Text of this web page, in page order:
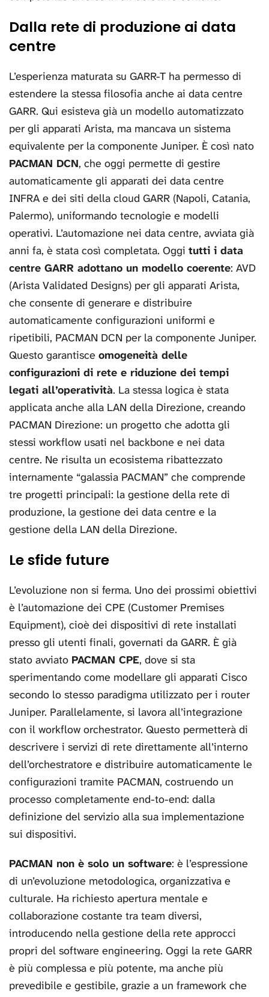
Dalla rete di produzione ai data
centre
L’esperienza maturata su GARR-T ha permesso di
estendere la stessa filosofia anche ai data centre
GARR. Qui esisteva già un modello automatizzato
per gli apparati Arista, ma mancava un sistema
equivalente per la componente Juniper. È così nato
PACMAN DCN, che oggi permette di gestire
automaticamente gli apparati dei data centre
INFRA e dei siti della cloud GARR (Napoli, Catania,
Palermo), uniformando tecnologie e modelli
operativi. L’automazione nei data centre, avviata già
anni fa, è stata così completata. Oggi tutti i data
centre GARR adottano un modello coerente: AVD
(Arista Validated Designs) per gli apparati Arista,
che consente di generare e distribuire
automaticamente configurazioni uniformi e
ripetibili, PACMAN DCN per la componente Juniper.
Questo garantisce omogeneità delle
configurazioni di rete e riduzione dei tempi
legati all’operatività. La stessa logica è stata
applicata anche alla LAN della Direzione, creando
PACMAN Direzione: un progetto che adotta gli
stessi workflow usati nel backbone e nei data
centre. Ne risulta un ecosistema ribattezzato
internamente “galassia PACMAN” che comprende
tre progetti principali: la gestione della rete di
produzione, la gestione dei data centre e la
gestione della LAN della Direzione.
Le sfide future
L’evoluzione non si ferma. Uno dei prossimi obiettivi
è l’automazione dei CPE (Customer Premises
Equipment), cioè dei dispositivi di rete installati
presso gli utenti finali, governati da GARR. È già
stato avviato PACMAN CPE, dove si sta
sperimentando come modellare gli apparati Cisco
secondo lo stesso paradigma utilizzato per i router
Juniper. Parallelamente, si lavora all’integrazione
con il workflow orchestrator. Questo permetterà di
descrivere i servizi di rete direttamente all’interno
dell’orchestratore e distribuire automaticamente le
configurazioni tramite PACMAN, costruendo un
processo completamente end-to-end: dalla
definizione del servizio alla sua implementazione
sui dispositivi.
PACMAN non è solo un software: è l’espressione
di un’evoluzione metodologica, organizzativa e
culturale. Ha richiesto apertura mentale e
collaborazione costante tra team diversi,
introducendo nella gestione della rete approcci
propri del software engineering. Oggi la rete GARR
è più complessa e più potente, ma anche più
prevedibile e gestibile, grazie a un framework che